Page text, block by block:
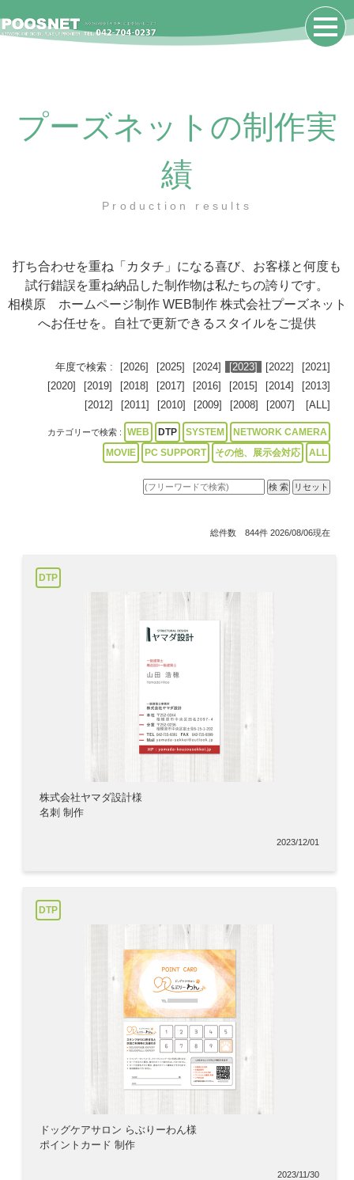
プーズネットの制作実
績
Production results
打ち合わせを重ね「カタチ」になる喜び、お客様と何度も
試行錯誤を重ね納品した制作物は私たちの誇りです。
相模原 ホームページ制作 WEB制作 株式会社プーズネット
へお任せを。自社で更新できるスタイルをご提供
年度で検索 : [2026] [2025] [2024] [2023] [2022]
[2021]
[2020]
[2019] [2018] [2017] [2016] [2015] [2014]
[2013]
[2012]
[2011] [2010] [2009] [2008] [2007] [ALL]
カテゴリーで検索 : WEB DTP SYSTEM
NETWORK CAMERA
MOVIE
PC SUPPORT その他、展示会対応 ALL
総件数 844件 2026/08/06現在
DTP
株式会社ヤマダ設計様
名刺 制作
2023/12/01
DTP
ドッグケアサロン らぶりーわん様
ポイントカード 制作
2023/11/30